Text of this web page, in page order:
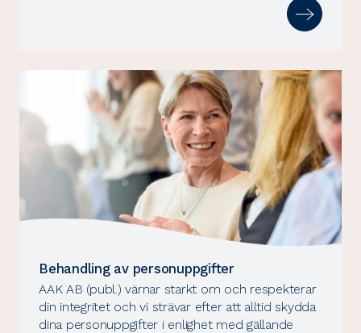
Behandling av personuppgifter
AAK AB (publ.) värnar starkt om och respekterar
din integritet och vi strävar efter att alltid skydda
dina personuppgifter i enlighet med gällande